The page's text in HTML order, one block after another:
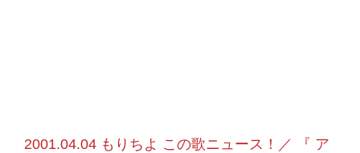
2001.04.04 もりちよ この歌ニュース！／ 『 ア